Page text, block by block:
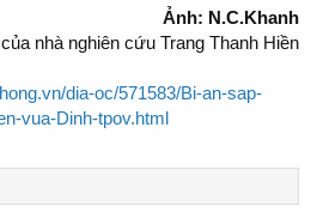
Ảnh: N.C.Khanh
nhà nghiên cứu Trang Thanh Hiền
dia-oc/571583/Bi-an-sap-
vua-Dinh-tpov.html